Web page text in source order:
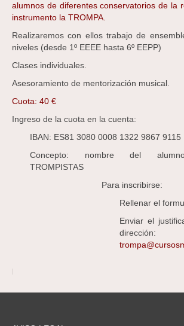
alumnos de diferentes conservatorios de la
instrumento la TROMPA.
Realizaremos con ellos trabajo de
niveles (desde 1º EEEE hasta 6º EEPP)
Clases individuales.
Asesoramiento de mentorización musical.
Cuota: 40 €
Ingreso de la cuota en la cuenta:
IBAN: ES81 3080 0008 1322 9867 9115
Concepto: nombre del alumno
TROMPISTAS
Para inscribirse:
Rellenar el
Enviar el
dirección: